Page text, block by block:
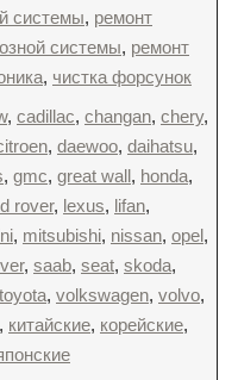
системы, ремонт
системы, ремонт
, чистка форсунок
, cadillac, changan, chery,
, daewoo, daihatsu,
, gmc, great wall, honda,
rover, lexus, lifan,
, mitsubishi, nissan, opel,
, saab, seat, skoda,
toyota, volkswagen, volvo,
, китайские, корейские,